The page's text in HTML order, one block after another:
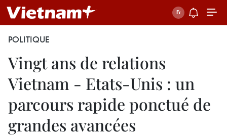
POLITIQUE
Vingt ans de relations
Vietnam - Etats-Unis : un
parcours rapide ponctué de
grandes avancées